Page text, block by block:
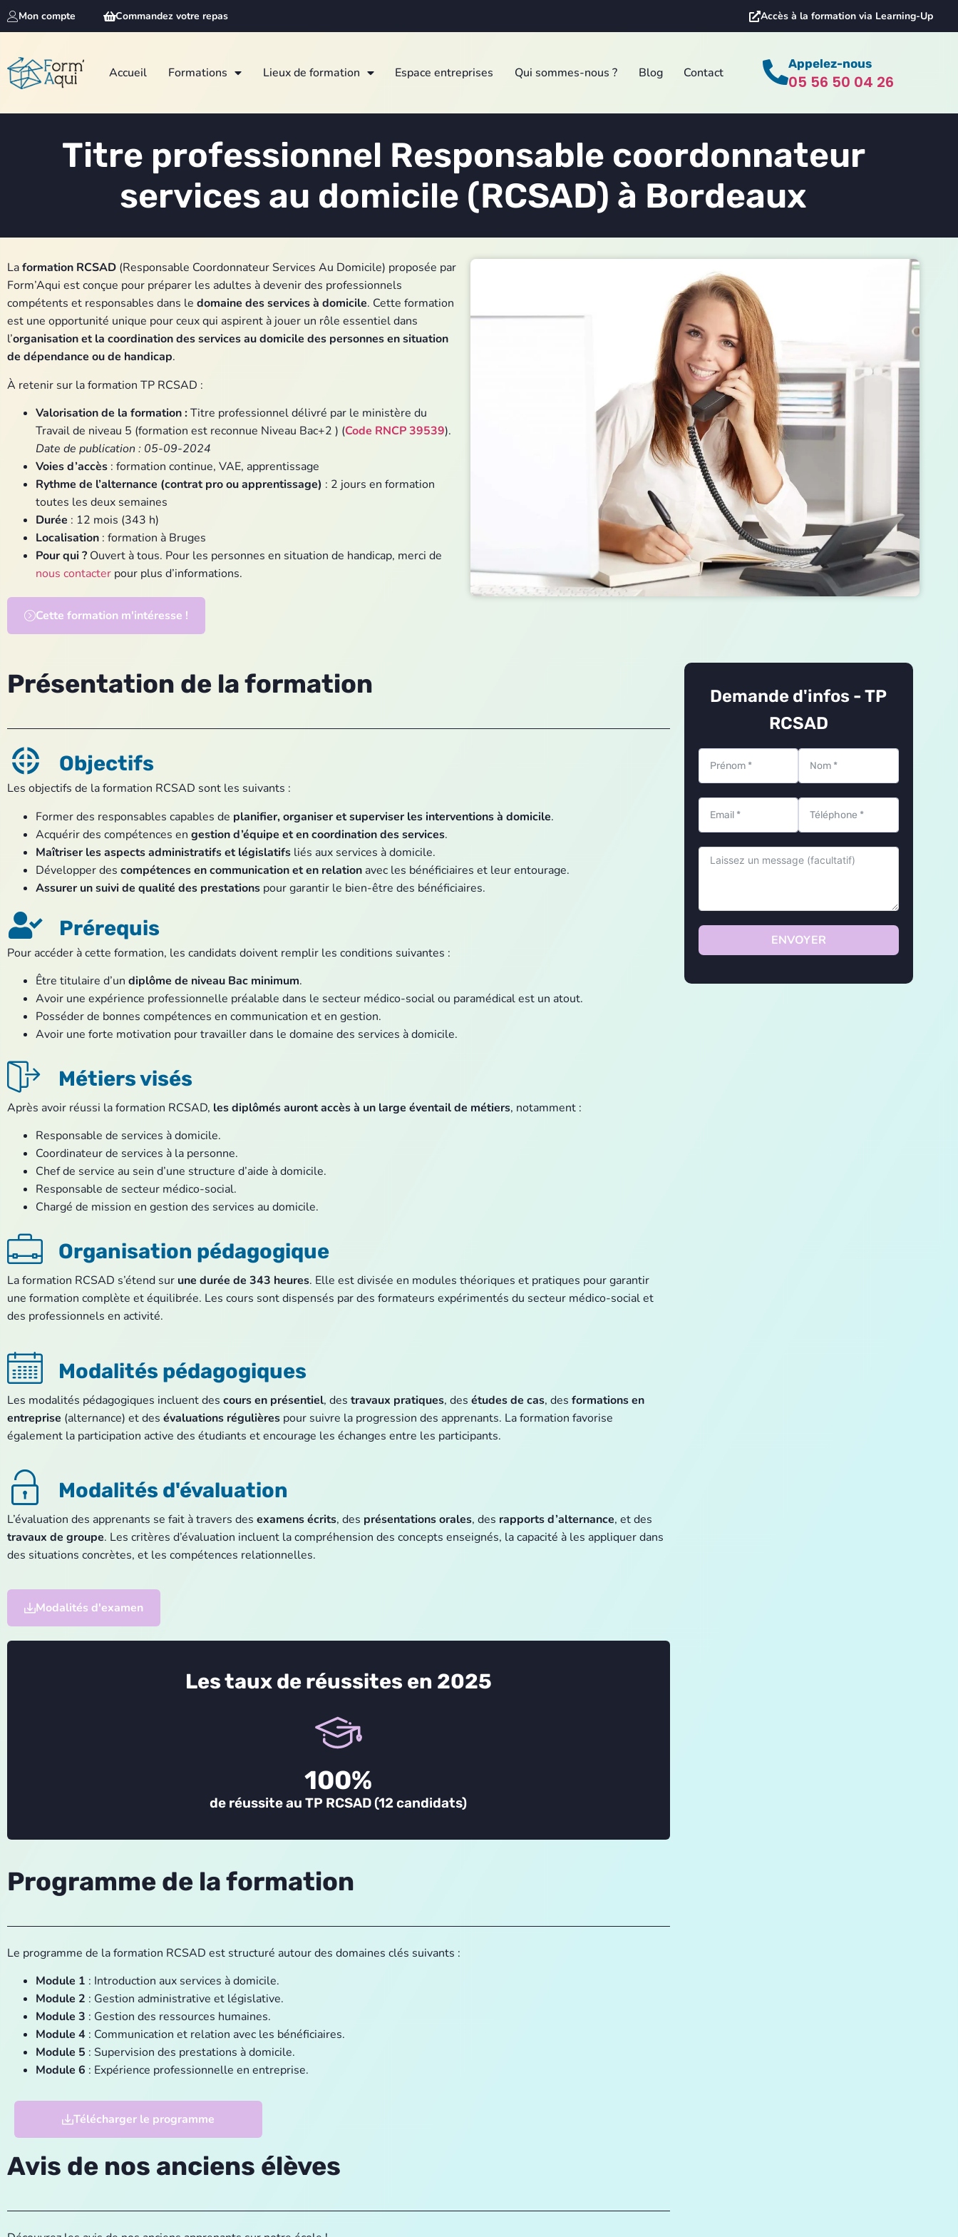
Mon compte Commandez votre repas Accès à la formation via Learning-Up
Accueil Formations Lieux de formation Espace entreprises Qui sommes-nous ? Blog Contact
Appelez-nous
05 56 50 04 26
Titre professionnel Responsable coordonnateur
services au domicile (RCSAD) à Bordeaux
Laformation RCSAD (Responsable Coordonnateur Services Au Domicile) proposée par
Form’Aqui est conçue pour préparer les adultes à devenir des professionnels
compétents et responsables dans le domaine des services à domicile. Cette formation
est une opportunité unique pour ceux qui aspirent à jouer un rôle essentiel dans
l’organisation et la coordination des services au domicile des personnes en situation
de dépendance ou de handicap.
À retenir sur la formation TP RCSAD :
Valorisation de la formation :Titre professionnel délivré par le ministère du
Travail de niveau 5 (formation est reconnue Niveau Bac+2 ) (Code RNCP 39539).
Date de publication : 05-09-2024
Voies d’accès : formation continue, VAE, apprentissage
Rythme de l’alternance (contrat pro ou apprentissage) : 2 jours en formation
toutes les deux semaines
Durée : 12 mois (343 h)
Localisation : formation à Bruges
Pour qui ? Ouvert à tous. Pour les personnes en situation de handicap, merci de
nous contacter pour plus d’informations.
Cette formation m'intéresse !
Présentation de la formation
Objectifs
Les objectifs de la formation RCSAD sont les suivants :
Former des responsables capables de planifier, organiser et superviser les interventions à domicile.
Acquérir des compétences en gestion d’équipe et en coordination des services.
Maîtriser les aspects administratifs et législatifs liés aux services à domicile.
Développer des compétences en communication et en relation avec les bénéficiaires et leur entourage.
Assurer un suivi de qualité des prestations pour garantir le bien-être des bénéficiaires.
Prérequis
Pour accéder à cette formation, les candidats doivent remplir les conditions suivantes :
Être titulaire d’un diplôme de niveau Bac minimum.
Avoir une expérience professionnelle préalable dans le secteur médico-social ou paramédical est un atout.
Posséder de bonnes compétences en communication et en gestion.
Avoir une forte motivation pour travailler dans le domaine des services à domicile.
Métiers visés
Après avoir réussi la formation RCSAD, les diplômés auront accès à un large éventail de métiers, notamment :
Responsable de services à domicile.
Coordinateur de services à la personne.
Chef de service au sein d’une structure d’aide à domicile.
Responsable de secteur médico-social.
Chargé de mission en gestion des services au domicile.
Organisation pédagogique
La formation RCSAD s’étend sur une durée de 343 heures. Elle est divisée en modules théoriques et pratiques pour garantir
une formation complète et équilibrée. Les cours sont dispensés par des formateurs expérimentés du secteur médico-social et
des professionnels en activité.
Modalités pédagogiques
Les modalités pédagogiques incluent des cours en présentiel, des travaux pratiques, des études de cas, des formations en
entreprise (alternance) et des évaluations régulières pour suivre la progression des apprenants. La formation favorise
également la participation active des étudiants et encourage les échanges entre les participants.
Modalités d'évaluation
L’évaluation des apprenants se fait à travers des examens écrits, des présentations orales, des rapports d’alternance, et des
travaux de groupe. Les critères d’évaluation incluent la compréhension des concepts enseignés, la capacité à les appliquer dans
des situations concrètes, et les compétences relationnelles.
Modalités d'examen
Les taux de réussites en 2025
de réussite au TP RCSAD (12 candidats)
100%
Programme de la formation
Le programme de la formation RCSAD est structuré autour des domaines clés suivants :
Module 1 : Introduction aux services à domicile.
Module 2 : Gestion administrative et législative.
Module 3 : Gestion des ressources humaines.
Module 4 : Communication et relation avec les bénéficiaires.
Module 5 : Supervision des prestations à domicile.
Module 6 : Expérience professionnelle en entreprise.
Télécharger le programme
Avis de nos anciens élèves
Demande d'infos - TP
RCSAD
ENVOYER